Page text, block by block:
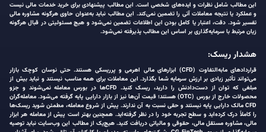
این مطالب شامل نظرات و ایده‌های شخصی است. این مطالب پیشنهادی برای خرید خدمات مالی نیست
و عملکرد یا نتیجه معاملات آتی را تضمین نمی‌کند. این مطالب نباید به‌عنوان حاوی هرگونه مشاوره مالی
تفسیر شود. دقت، اعتبار یا کامل بودن این اطلاعات تضمین نمی‌شود و هیچ مسئولیتی در قبال هرگونه
زیان مرتبط با سرمایه‌گذاری بر اساس این مطالب پذیرفته نمی‌شود.
هشدار ریسک:
قراردادهای مابه‌التفاوت (CFD) ابزارهای مالی اهرمی و پرریسکی هستند. حتی نوسان کوچک بازار
می‌تواند تأثیر زیادی بر ارزش سرمایه شما بگذارد. این معاملات برای همه مناسب نیستند و نباید بیش از
مبلغی که توان از دست‌دادنش را دارید، ریسک کنید. CFDها در بورس معامله نمی‌شوند و جزو
محصولات خارج از بورس (OTC) هستند؛ قیمت آن‌ها نیز از بازار دارایی پایه گرفته می‌شود. معامله‌گران
CFD مالک دارایی پایه نیستند و حقی نسبت به آن ندارند. پیش از شروع معامله، مطمئن شوید ریسک‌ها
را کاملاً درک کرده‌اید و سطح تجربه خود را در نظر گرفته‌اید. همچنین بهتر است پیش از معامله هر ابزار
مالی، مشاوره مستقل مالی، حقوقی و مالیاتی دریافت کنید. هیچ‌یک از مطالب این وب‌سایت نباید توصیه